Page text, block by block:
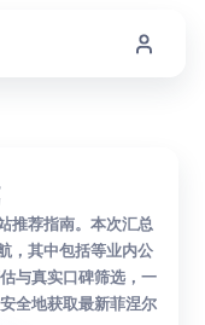
推荐指南。本次汇总
，其中包括等业内公
与真实口碑筛选，一
全地获取最新菲涅尔